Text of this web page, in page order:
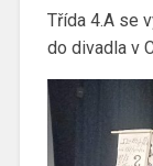
Třída 4.A se
do divadla v